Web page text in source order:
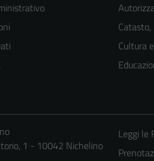
Cultura
1 - 10042 Nichelino
Leggi le